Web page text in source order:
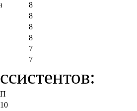
8
8
8
8
7
7
П
10